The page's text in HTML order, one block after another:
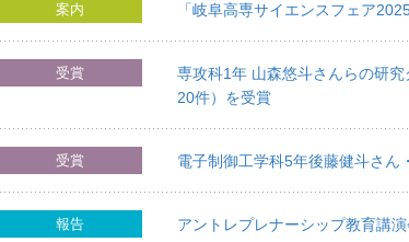
案内 「岐阜高専サイエンスフェア
受賞
専攻科1年 山森悠斗さんらの研
20件）を受賞
受賞 電子制御工学科5年後藤健斗さん
報告 アントレプレナーシップ教育講